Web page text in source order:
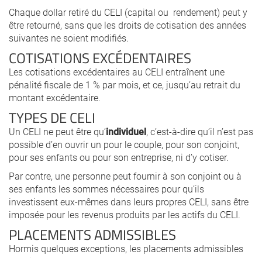
Chaque dollar retiré du CELI (capital ou rendement) peut y
être retourné, sans que les droits de cotisation des années
suivantes ne soient modifiés.
COTISATIONS EXCÉDENTAIRES
Les cotisations excédentaires au CELI entraînent une
pénalité fiscale de 1 % par mois, et ce, jusqu’au retrait du
montant excédentaire.
TYPES DE CELI
Un CELI ne peut être qu’individuel, c’est-à-dire qu’il n’est pas
possible d’en ouvrir un pour le couple, pour son conjoint,
pour ses enfants ou pour son entreprise, ni d’y cotiser.
Par contre, une personne peut fournir à son conjoint ou à
ses enfants les sommes nécessaires pour qu’ils
investissent eux-mêmes dans leurs propres CELI, sans être
imposée pour les revenus produits par les actifs du CELI.
PLACEMENTS ADMISSIBLES
Hormis quelques exceptions, les placements admissibles